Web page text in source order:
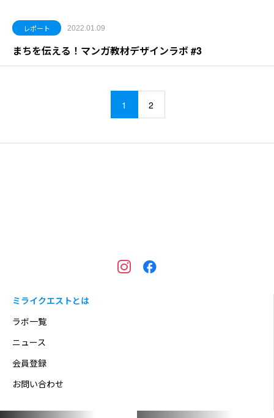
レポート 2022.01.09
まちを伝える！マンガ教材デザインラボ #3
1 2
ミライクエストとは
ラボ一覧
ニュース
会員登録
お問い合わせ